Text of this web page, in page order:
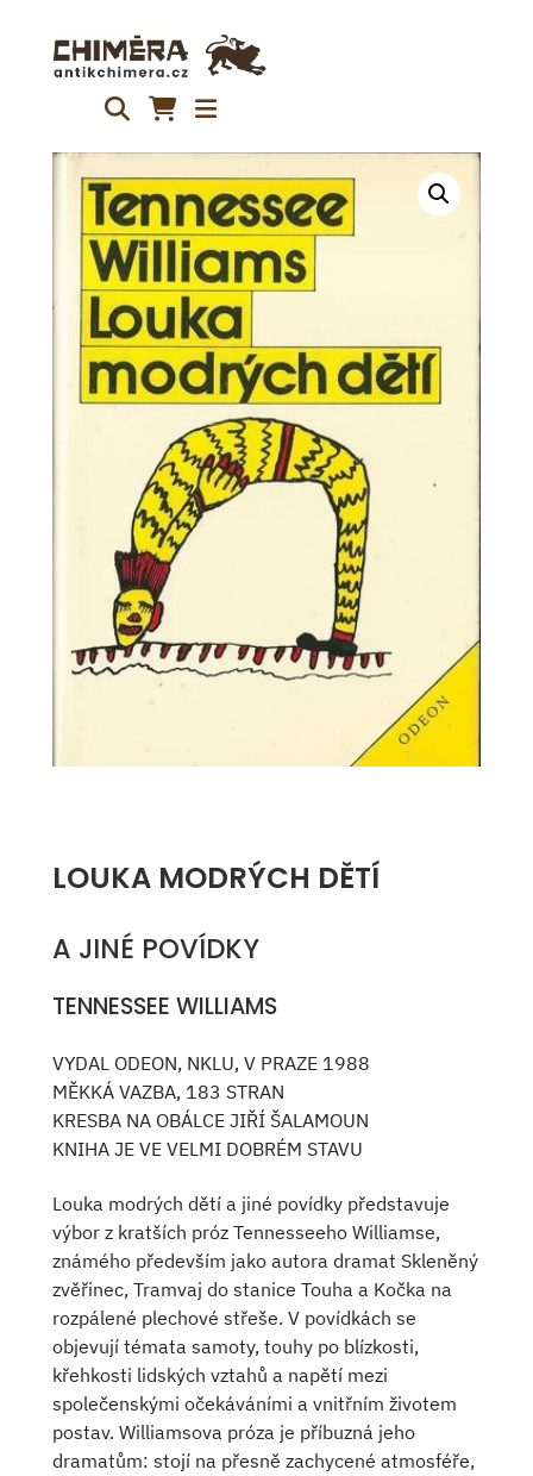
obsah
LOUKA MODRÝCH DĚTÍ
A JINÉ POVÍDKY
TENNESSEE WILLIAMS
VYDAL ODEON, NKLU, V PRAZE 1988
MĚKKÁ VAZBA, 183 STRAN
KRESBA NA OBÁLCE JIŘÍ ŠALAMOUN
KNIHA JE VE VELMI DOBRÉM STAVU
Louka modrých dětí a jiné povídky představuje
výbor z kratších próz Tennesseeho Williamse,
známého především jako autora dramat Skleněný
zvěřinec, Tramvaj do stanice Touha a Kočka na
rozpálené plechové střeše. V povídkách se
objevují témata samoty, touhy po blízkosti,
křehkosti lidských vztahů a napětí mezi
společenskými očekáváními a vnitřním životem
postav. Williamsova próza je příbuzná jeho
dramatům: stojí na přesně zachycené atmosféře,